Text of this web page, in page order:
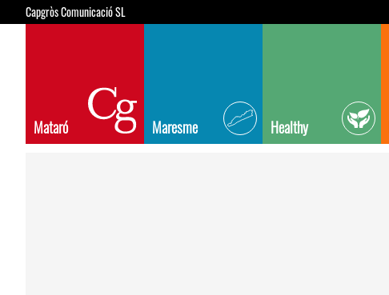
Capgròs Comunicació SL
Mataró Maresme Healthy